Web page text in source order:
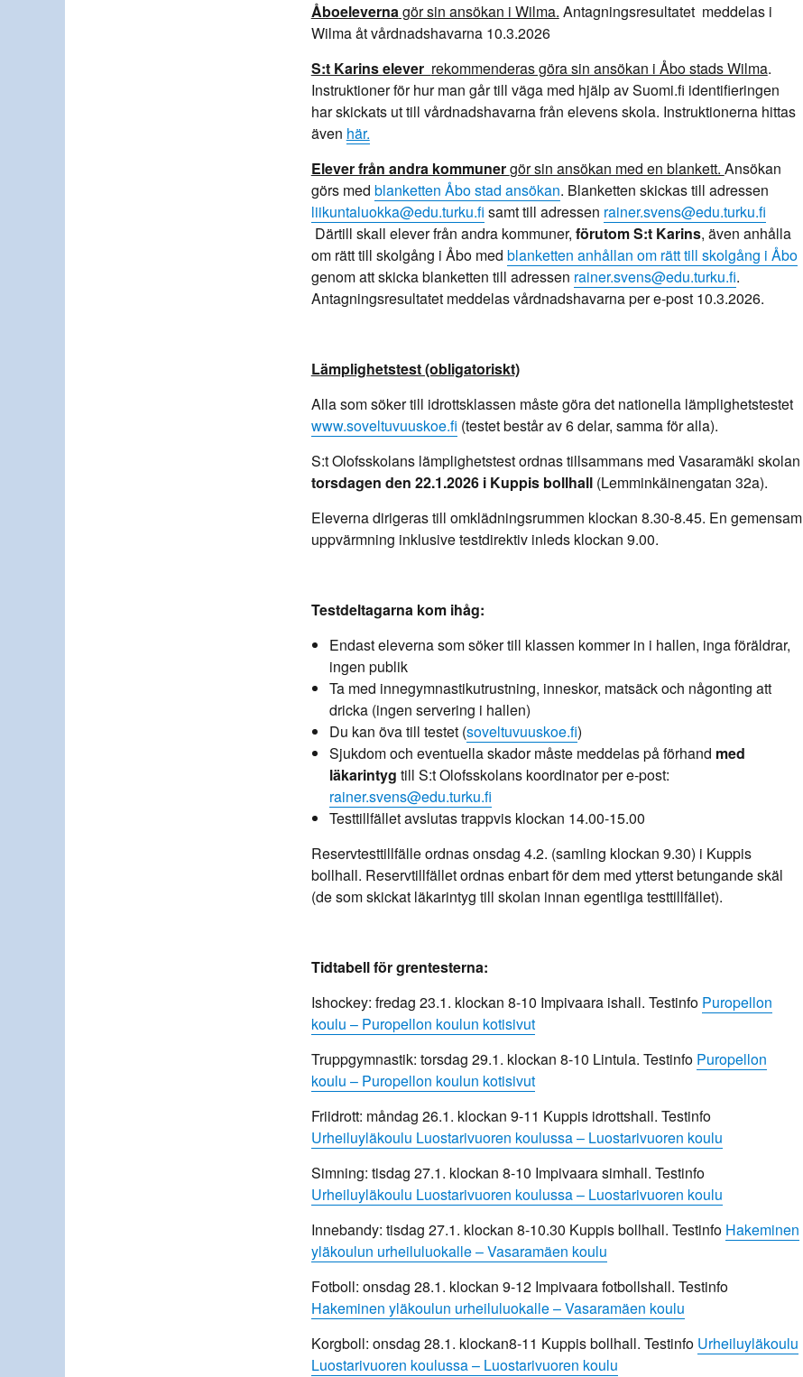
Åboelevernagör sin ansökan i Wilma. Antagningsresultatet meddelas i
Wilma åt vårdnadshavarna 10.3.2026
S:t Karins elever rekommenderas göra sin ansökan i Åbo stads Wilma.
Instruktioner för hur man går till väga med hjälp av Suomi.fi identifieringen
har skickats ut till vårdnadshavarna från elevens skola. Instruktionerna hittas
även här.
Elever från andra kommunergör sin ansökan med en blankett. Ansökan
görs med blanketten Åbo stad ansökan. Blanketten skickas till adressen
liikuntaluokka@edu.turku.fi samt till adressen rainer.svens@edu.turku.fi
Därtill skall elever från andra kommuner, förutom S:t Karins, även anhålla
om rätt till skolgång i Åbo med blanketten anhållan om rätt till skolgång i Åbo
genom att skicka blanketten till adressen rainer.svens@edu.turku.fi.
Antagningsresultatet meddelas vårdnadshavarna per e-post 10.3.2026.
Lämplighetstest (obligatoriskt)
Alla som söker till idrottsklassen måste göra det nationella lämplighetstestet
www.soveltuvuuskoe.fi (testet består av 6 delar, samma för alla).
S:t Olofsskolans lämplighetstest ordnas tillsammans med Vasaramäki skolan
torsdagen den 22.1.2026 i Kuppis bollhall (Lemminkäinengatan 32a).
Eleverna dirigeras till omklädningsrummen klockan 8.30-8.45. En gemensam
uppvärmning inklusive testdirektiv inleds klockan 9.00.
Testdeltagarna kom ihåg:
Endast eleverna som söker till klassen kommer in i hallen, inga föräldrar,
ingen publik
Ta med innegymnastikutrustning, inneskor, matsäck och någonting att
dricka (ingen servering i hallen)
Du kan öva till testet (soveltuvuuskoe.fi)
Sjukdom och eventuella skador måste meddelas på förhand med
läkarintyg till S:t Olofsskolans koordinator per e-post:
rainer.svens@edu.turku.fi
Testtillfället avslutas trappvis klockan 14.00-15.00
Reservtesttillfälle ordnas onsdag 4.2. (samling klockan 9.30) i Kuppis
bollhall. Reservtillfället ordnas enbart för dem med ytterst betungande skäl
(de som skickat läkarintyg till skolan innan egentliga testtillfället).
Tidtabell för grentesterna:
Ishockey: fredag 23.1. klockan 8-10 Impivaara ishall. Testinfo Puropellon
koulu – Puropellon koulun kotisivut
Truppgymnastik: torsdag 29.1. klockan 8-10 Lintula. Testinfo Puropellon
koulu – Puropellon koulun kotisivut
Friidrott: måndag 26.1. klockan 9-11 Kuppis idrottshall. Testinfo
Urheiluyläkoulu Luostarivuoren koulussa – Luostarivuoren koulu
Simning: tisdag 27.1. klockan 8-10 Impivaara simhall. Testinfo
Urheiluyläkoulu Luostarivuoren koulussa – Luostarivuoren koulu
Innebandy: tisdag 27.1. klockan 8-10.30 Kuppis bollhall. Testinfo Hakeminen
yläkoulun urheiluluokalle – Vasaramäen koulu
Fotboll: onsdag 28.1. klockan 9-12 Impivaara fotbollshall. Testinfo
Hakeminen yläkoulun urheiluluokalle – Vasaramäen koulu
Korgboll: onsdag 28.1. klockan8-11 Kuppis bollhall. Testinfo Urheiluyläkoulu
Luostarivuoren koulussa – Luostarivuoren koulu